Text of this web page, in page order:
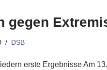
gegen
DSB
erste Ergebnisse Am